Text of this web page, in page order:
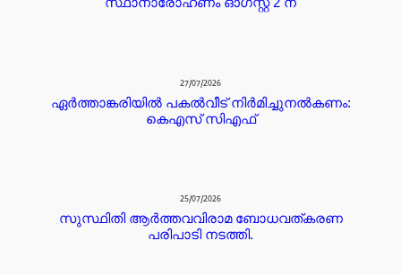
27/07/2026
ഏർത്താങ്കരിയിൽ പകൽവീട് നിർമിച്ചുനൽകണം:
കെഎസ് സിഎഫ്
25/07/2026
സുസ്ഥിതി ആർത്തവവിരാമ ബോധവത്കരണ
പരിപാടി നടത്തി.